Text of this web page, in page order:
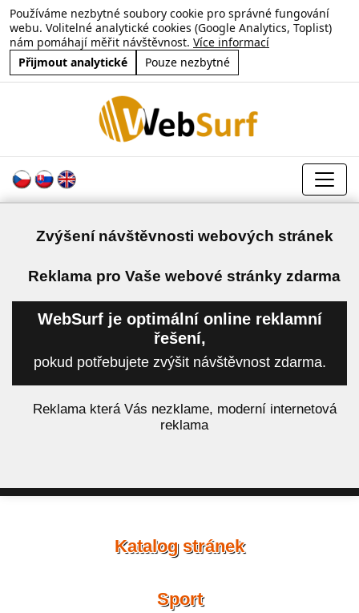
Používáme nezbytné soubory cookie pro správné fungování
webu. Volitelné analytické cookies (Google Analytics, Toplist)
nám pomáhají měřit návštěvnost. Více informací
Přijmout analytické
Pouze nezbytné
Zvýšení návštěvnosti webových stránek
Reklama pro Vaše webové stránky zdarma
WebSurf je optimální online reklamní
řešení,
pokud potřebujete zvýšit návštěvnost zdarma.
Reklama která Vás nezklame, moderní internetová
reklama
Katalog stránek
Sport